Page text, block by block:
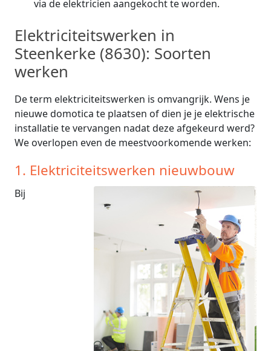
via de elektricien aangekocht te worden.
Elektriciteitswerken in
Steenkerke (8630): Soorten
werken
De term elektriciteitswerken is omvangrijk. Wens je
nieuwe domotica te plaatsen of dien je je elektrische
installatie te vervangen nadat deze afgekeurd werd?
We overlopen even de meestvoorkomende werken:
1. Elektriciteitswerken nieuwbouw
Bij